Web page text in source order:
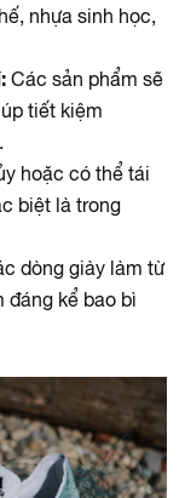
nhựa sinh học,
Các sản phẩm sẽ
tiết kiệm
hoặc có thể tái
biệt là trong
dòng giày làm từ
đáng kể bao bì